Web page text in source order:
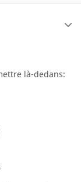
là-dedans: